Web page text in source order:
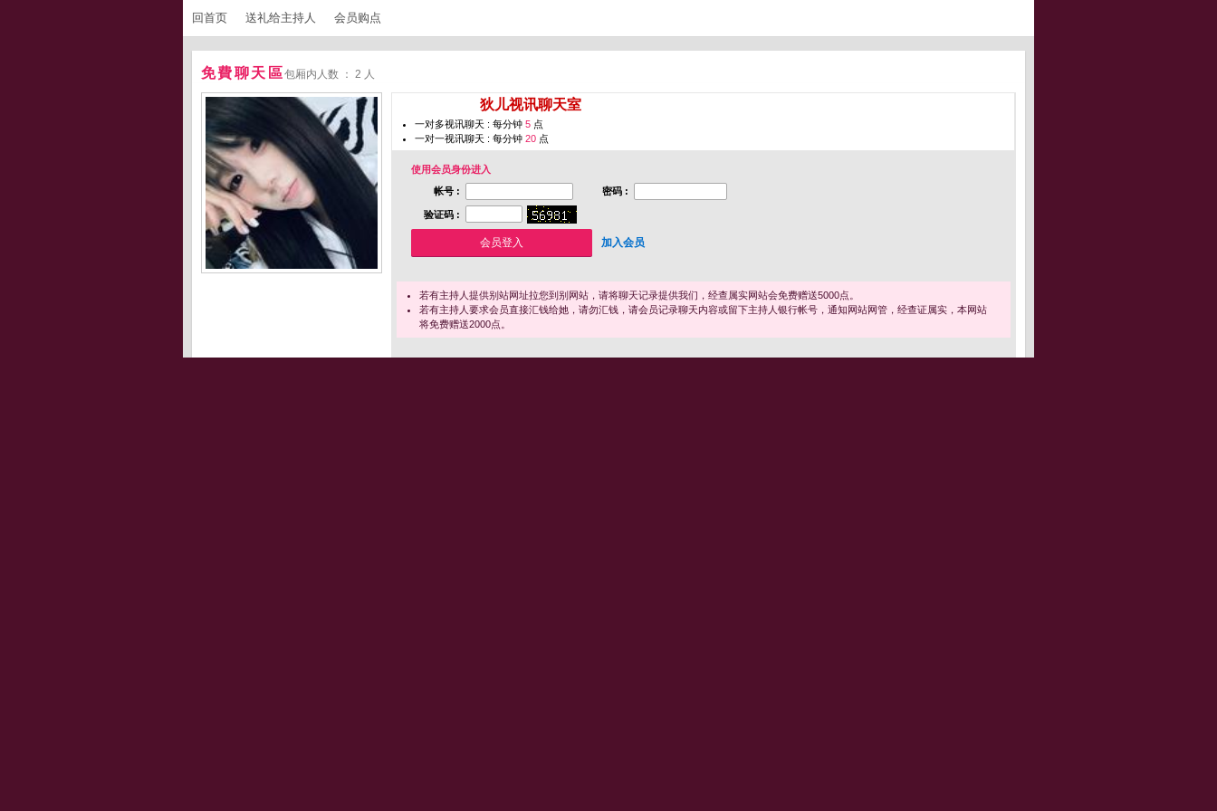
回首页 送礼给主持人 会员购点
免費聊天區包厢内人数 ： 2 人
狄儿视讯聊天室
一对多视讯聊天 : 每分钟 5 点
一对一视讯聊天 : 每分钟 20 点
使用会员身份进入
帐号 :
密码 :
验证码 :
加入会员
若有主持人提供别站网址拉您到别网站，请将聊天记录提供我们，经查属实网站会免费赠送5000点。
若有主持人要求会员直接汇钱给她，请勿汇钱，请会员记录聊天内容或留下主持人银行帐号，通知网站网管，经查证属实，本网站
将免费赠送2000点。